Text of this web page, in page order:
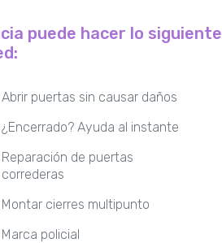
puede hacer lo siguiente
Abrir puertas sin causar daños
¿Encerrado? Ayuda al instante
Reparación de puertas
correderas
Montar cierres multipunto
Marca policial